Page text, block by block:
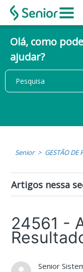
Olá, como
ajudar?
Senior GESTÃO DE
Artigos nessa
24561 -
Senior